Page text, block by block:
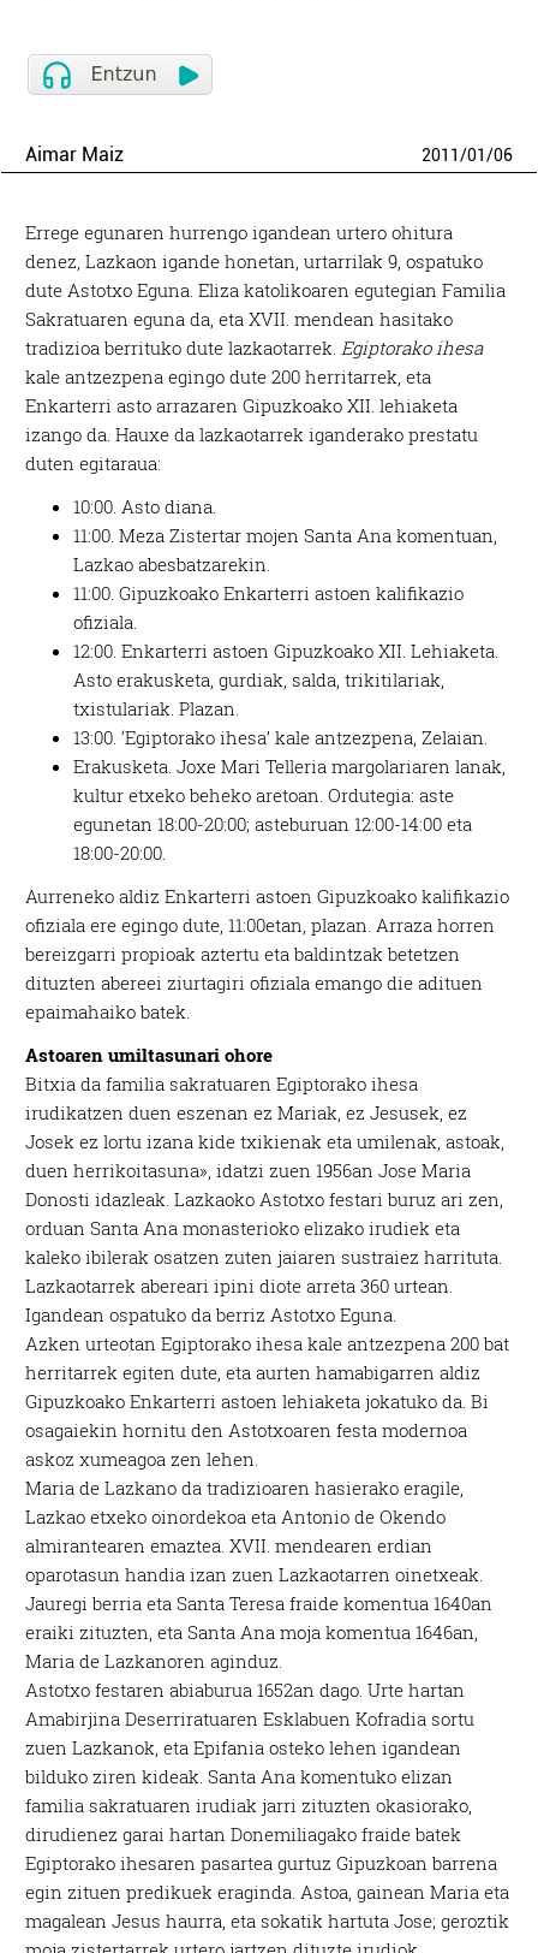
Aimar Maiz 2011/01/06
Errege egunaren hurrengo igandean urtero ohitura
denez, Lazkaon igande honetan, urtarrilak 9, ospatuko
dute Astotxo Eguna. Eliza katolikoaren egutegian Familia
Sakratuaren eguna da, eta XVII. mendean hasitako
tradizioa berrituko dute lazkaotarrek.Egiptorako ihesa
kale antzezpena egingo dute 200 herritarrek, eta
Enkarterri asto arrazaren Gipuzkoako XII. lehiaketa
izango da.Hauxe da lazkaotarrek iganderako prestatu
duten egitaraua:
10:00. Asto diana.
11:00. Meza Zistertar mojen Santa Ana komentuan,
Lazkao abesbatzarekin.
11:00. Gipuzkoako Enkarterri astoen kalifikazio
ofiziala.
12:00. Enkarterri astoen Gipuzkoako XII. Lehiaketa.
Asto erakusketa, gurdiak, salda, trikitilariak,
txistulariak. Plazan.
13:00. ‘Egiptorako ihesa’ kale antzezpena, Zelaian.
Erakusketa. Joxe Mari Telleria margolariaren lanak,
kultur etxeko beheko aretoan. Ordutegia: aste
egunetan 18:00-20:00; asteburuan 12:00-14:00 eta
18:00-20:00.
Aurreneko aldiz Enkarterri astoen Gipuzkoako kalifikazio
ofiziala ere egingo dute, 11:00etan, plazan. Arraza horren
bereizgarri propioak aztertu eta baldintzak betetzen
dituzten abereei ziurtagiri ofiziala emango die adituen
epaimahaiko batek.
Astoaren umiltasunari ohore
Bitxia da familia sakratuaren Egiptorako ihesa
irudikatzen duen eszenan ez Mariak, ez Jesusek, ez
Josek ez lortu izana kide txikienak eta umilenak, astoak,
duen herrikoitasuna», idatzi zuen 1956an Jose Maria
Donosti idazleak. Lazkaoko Astotxo festari buruz ari zen,
orduan Santa Ana monasterioko elizako irudiek eta
kaleko ibilerak osatzen zuten jaiaren sustraiez harrituta.
Lazkaotarrek abereari ipini diote arreta 360 urtean.
Igandean ospatuko da berriz Astotxo Eguna.
Azken urteotan Egiptorako ihesa kale antzezpena 200 bat
herritarrek egiten dute, eta aurten hamabigarren aldiz
Gipuzkoako Enkarterri astoen lehiaketa jokatuko da. Bi
osagaiekin hornitu den Astotxoaren festa modernoa
askoz xumeagoa zen lehen.
Maria de Lazkano da tradizioaren hasierako eragile,
Lazkao etxeko oinordekoa eta Antonio de Okendo
almirantearen emaztea. XVII. mendearen erdian
oparotasun handia izan zuen Lazkaotarren oinetxeak.
Jauregi berria eta Santa Teresa fraide komentua 1640an
eraiki zituzten, eta Santa Ana moja komentua 1646an,
Maria de Lazkanoren aginduz.
Astotxo festaren abiaburua 1652an dago. Urte hartan
Amabirjina Deserriratuaren Esklabuen Kofradia sortu
zuen Lazkanok, eta Epifania osteko lehen igandean
bilduko ziren kideak. Santa Ana komentuko elizan
familia sakratuaren irudiak jarri zituzten okasiorako,
dirudienez garai hartan Donemiliagako fraide batek
Egiptorako ihesaren pasartea gurtuz Gipuzkoan barrena
egin zituen predikuek eraginda. Astoa, gainean Maria eta
magalean Jesus haurra, eta sokatik hartuta Jose; geroztik